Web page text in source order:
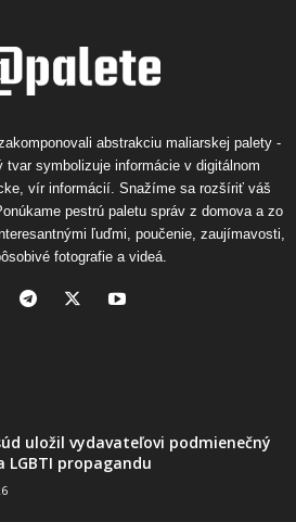
abstrakciu maliarskej palety -
tvar symbolizuje informácie v digitálnom
vír informácií. Snažíme sa rozšíriť váš
pestrú paletu správ z domova a zo
ľuďmi, poučenie, zaujímavosti,
fotografie a videá.
uložil vydavateľovi podmienečný
LGBTI propagandu